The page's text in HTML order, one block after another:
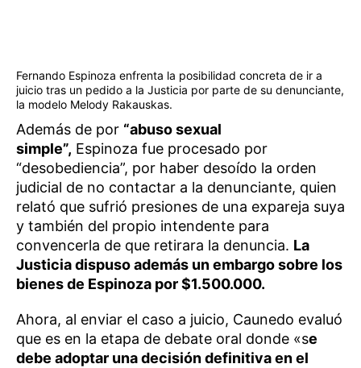
Fernando Espinoza enfrenta la posibilidad concreta de ir a
juicio tras un pedido a la Justicia por parte de su denunciante,
la modelo Melody Rakauskas.
Además de por “abuso sexual
simple”, Espinoza fue procesado por
“desobediencia”, por haber desoído la orden
judicial de no contactar a la denunciante, quien
relató que sufrió presiones de una expareja suya
y también del propio intendente para
convencerla de que retirara la denuncia. La
Justicia dispuso además un embargo sobre los
bienes de Espinoza por $1.500.000.
Ahora, al enviar el caso a juicio, Caunedo evaluó
que es en la etapa de debate oral donde «se
debe adoptar una decisión definitiva en el